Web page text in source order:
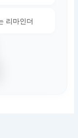
리마인더